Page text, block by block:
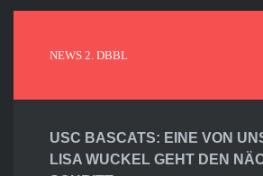
NEWS 2. DBBL
USC BASCATS: EINE VON
LISA WUCKEL GEHT DEN